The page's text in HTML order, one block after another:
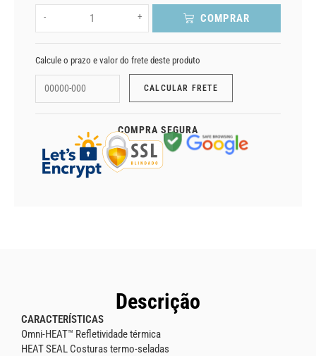
- + COMPRAR
Calcule o prazo e valor do frete deste produto
COMPRA SEGURA
Descrição
CARACTERÍSTICAS
Omni-HEAT™ Refletividade térmica
HEAT SEAL Costuras termo-seladas